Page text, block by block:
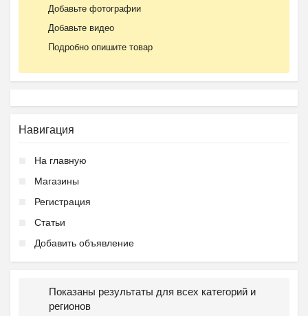
Добавьте фотографии
Добавьте видео
Подробно опишите товар
Навигация
На главную
Магазины
Регистрация
Статьи
Добавить объявление
Показаны результаты для всех категорий и
регионов